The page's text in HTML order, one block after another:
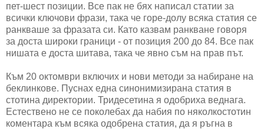
пет-шест позиции. Все пак не бях написал статии за
всички ключови фрази, така че горе-долу всяка статия се
ранкваше за фразата си. Като казвам ранкване говоря
за доста широки граници - от позиция 200 до 84. Все пак
нишата е доста шитава, така че явно съм на прав път.
Към 20 октомври включих и нови методи за набиране на
беклинкове. Пуснах една синонимизирана статия в
стотина директории. Тридесетина я одобриха веднага.
Естествено не се поколебах да набия по няколкостотин
коментара към всяка одобрена статия, да я ръгна в